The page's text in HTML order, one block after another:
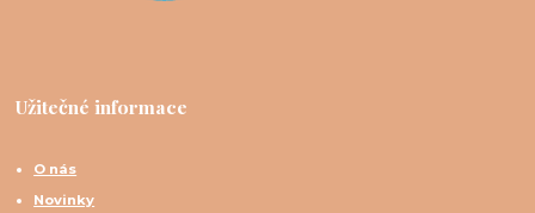
Užitečné informace
O nás
Novinky